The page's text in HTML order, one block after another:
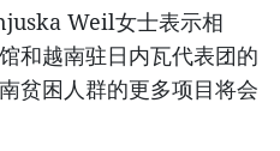
Weil女士表示相
和越南驻日内瓦代表团的
贫困人群的更多项目将会